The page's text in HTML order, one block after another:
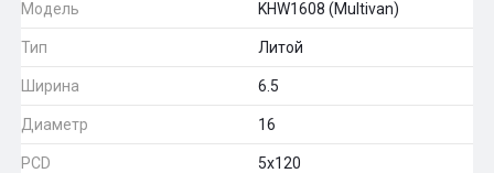
Модель KHW1608 (Multivan)
Тип Литой
Ширина 6.5
Диаметр 16
PCD 5x120